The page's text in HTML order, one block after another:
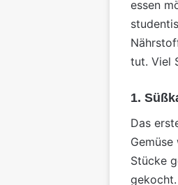
essen
tut. Viel
1.
Das
Stücke